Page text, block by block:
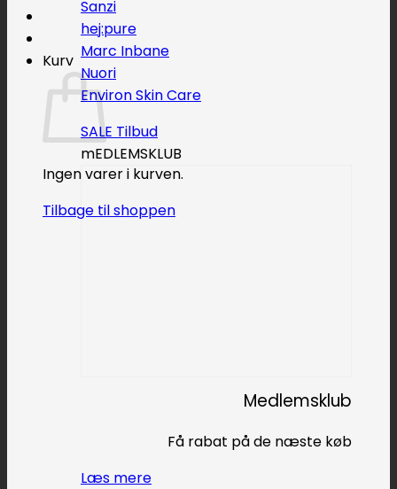
Kurv
Ingen varer i kurven.
Tilbage til shoppen
Sanzi
hej:pure
Marc Inbane
Nuori
Environ Skin Care
SALE
mEDLEMSKLUB
Medlemsklub
Få rabat på de næste køb
Læs mere